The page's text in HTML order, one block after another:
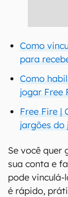
Como
para
Como
jogar Free
Free Fire |
jargões do
Se você quer
sua conta e
pode vinculá-
é rápido,